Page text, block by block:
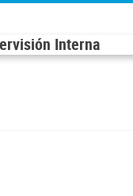
Interna